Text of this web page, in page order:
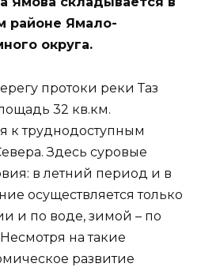
районе Ямало-
округа.
протоки реки Таз
32 кв.км.
к труднодоступным
Здесь суровые
в летний период и в
осуществляется только
и по воде, зимой – по
на такие
развитие